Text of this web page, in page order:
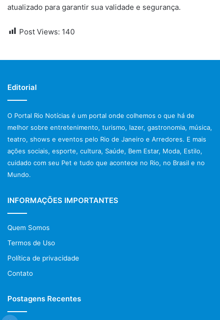
atualizado para garantir sua validade e segurança.
Post Views: 140
Editorial
O Portal Rio Notícias é um portal onde colhemos o que há de
melhor sobre entretenimento, turismo, lazer, gastronomia, música,
teatro, shows e eventos pelo Rio de Janeiro e Arredores. E mais
ações sociais, esporte, cultura, Saúde, Bem Estar, Moda, Estilo,
cuidado com seu Pet e tudo que acontece no Rio, no Brasil e no
Mundo.
INFORMAÇÕES IMPORTANTES
Quem Somos
Termos de Uso
Política de privacidade
Contato
Postagens Recentes